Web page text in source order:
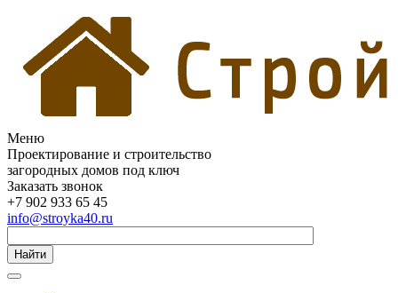
Меню
Проектирование и строительство
загородных домов под ключ
Заказать звонок
+7 902 933 65 45
info@stroyka40.ru
Найти